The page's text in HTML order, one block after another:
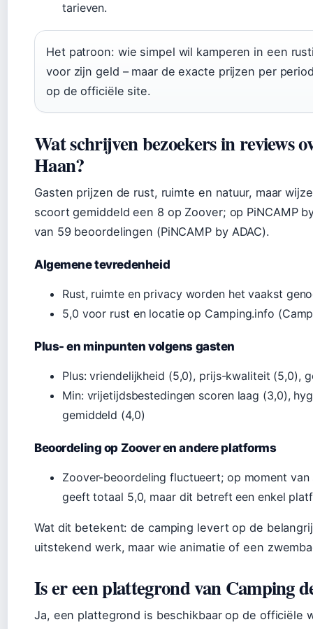
tarieven.
Het patroon: wie simpel wil kamperen in een
voor zijn geld – maar de exacte prijzen per
op de officiële site.
Wat schrijven bezoekers in reviews
Haan?
Gasten prijzen de rust, ruimte en natuur, maar
scoort gemiddeld een 8 op Zoover; op PiNCAMP
van 59 beoordelingen (PiNCAMP by ADAC).
Algemene tevredenheid
Rust, ruimte en privacy worden het vaakst
5,0 voor rust en locatie op Camping.info
Plus- en minpunten volgens gasten
Plus: vriendelijkheid (5,0), prijs-kwaliteit (5,0),
Min: vrijetijdsbestedingen scoren laag (3,0),
gemiddeld (4,0)
Beoordeling op Zoover en andere platforms
Zoover-beoordeling fluctueert; op moment
geeft totaal 5,0, maar dit betreft een enkel
Wat dit betekent: de camping levert op de
uitstekend werk, maar wie animatie of een
Is er een plattegrond van Camping
Ja, een plattegrond is beschikbaar op de officiële